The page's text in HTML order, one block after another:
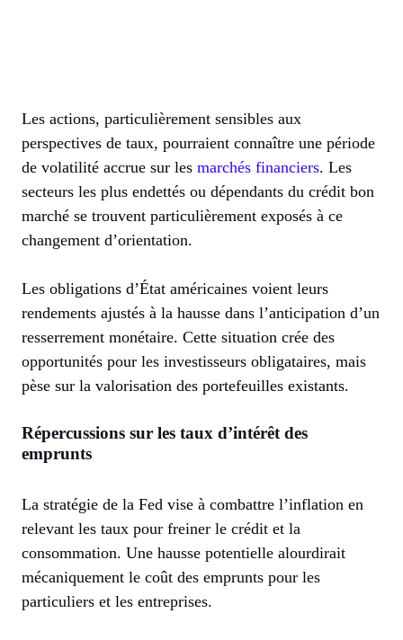
Les actions, particulièrement sensibles aux
perspectives de taux, pourraient connaître une période
de volatilité accrue sur les marchés financiers. Les
secteurs les plus endettés ou dépendants du crédit bon
marché se trouvent particulièrement exposés à ce
changement d’orientation.
Les obligations d’État américaines voient leurs
rendements ajustés à la hausse dans l’anticipation d’un
resserrement monétaire. Cette situation crée des
opportunités pour les investisseurs obligataires, mais
pèse sur la valorisation des portefeuilles existants.
Répercussions sur les taux d’intérêt des
emprunts
La stratégie de la Fed vise à combattre l’inflation en
relevant les taux pour freiner le crédit et la
consommation. Une hausse potentielle alourdirait
mécaniquement le coût des emprunts pour les
particuliers et les entreprises.